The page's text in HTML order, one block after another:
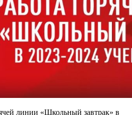
линии «Школьный завтрак» в